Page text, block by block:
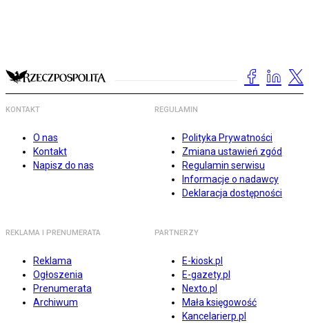
KONTAKT
O nas
Kontakt
Napisz do nas
REGULAMIN
Polityka Prywatności
Zmiana ustawień zgód
Regulamin serwisu
Informacje o nadawcy
Deklaracja dostępności
REKLAMA I PRENUMERATA
Reklama
Ogłoszenia
Prenumerata
Archiwum
PARTNERZY
E-kiosk.pl
E-gazety.pl
Nexto.pl
Mała księgowość
Kancelarierp.pl